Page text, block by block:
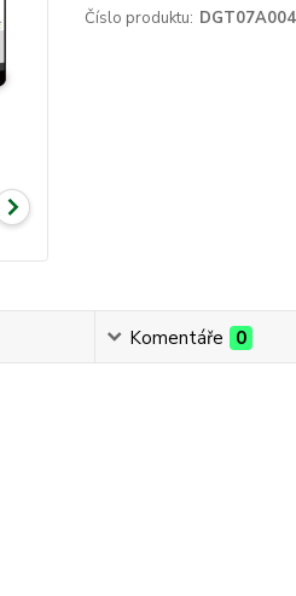
Číslo produktu: DGT07A004
Komentáře 0